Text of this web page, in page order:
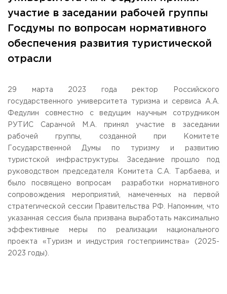
Общежитие / Кампус РГУТИС
Работа с лицами с ОВЗ и инвалидами
Контакты
Федеральный ресурсный центр
Федеральное учебно-методическое объединение в
системе СПО
Профком
Конкурс ППС
Сведения об образовательной организации
пгт. Черкизово,
ул. Главная, 99
ТЕЛЕФОНЫ
+7 (495) 940 83 00
+7 (495) 940 83 58 - Приемная комиссия
obrashenia@rguts.ru
priem@rguts.ru - Приемная комиссия
пт: с 09:00 до 16:45;
сб-вс: выходной
Приемная комиссия
сб: с 10:00 до 15:30;
участие в заседании рабочей группы
Госдумы по вопросам нормативного
обеспечения развития туристической
отрасли
29 марта 2023 года ректор Российского
государственного университета туризма и сервиса А.А.
Федулин совместно с ведущим научным сотрудником
РУТИС Саранчой М.А. принял участие в заседании
рабочей группы, созданной при Комитете
Государственной Думы по туризму и развитию
туристской инфраструктуры. Заседание прошло под
руководством председателя Комитета С.А. Тарбаева, и
было посвящено вопросам разработки нормативного
сопровождения мероприятий, намеченных на первой
стратегической сессии Правительства РФ. Напомним, что
указанная сессия была призвана выработать максимально
эффективные меры по реализации национального
проекта «Туризм и индустрия гостеприимства» (2025-
2023 годы).